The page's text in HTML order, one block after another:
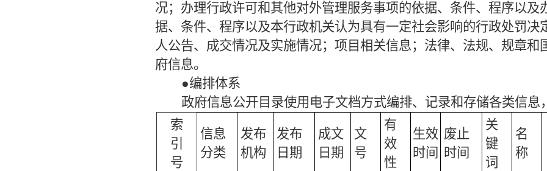
况；办理行政许可和其他对外管理服务事项的依据、条件、程序以
据、条件、程序以及本行政机关认为具有一定社会影响的行政处罚
人公告、成交情况及实施情况；项目相关信息；法律、法规、规章
府信息。
●编排体系
政府信息公开目录使用电子文档方式编排、记录和存储各类信息
索
引
号
信息
分类
发布
机构
发布
日期
成文
日期
文
号
有
效
性
生效
时间
废止
时间
关
键
词
名
称